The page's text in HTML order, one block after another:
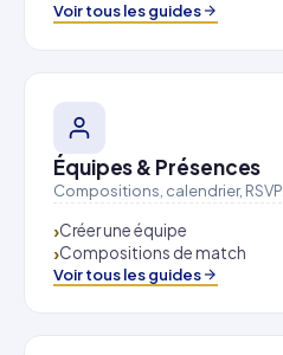
Voir tous les guides
Équipes & Présences
Compositions, calendrier, RSVP.
Créer une équipe
Compositions de match
Voir tous les guides